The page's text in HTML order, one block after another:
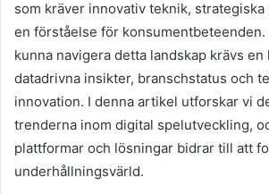
a
i
l
som kräver innovativ teknik,
en förståelse för konsumentbeteenden.
kunna navigera detta landskap krävs
datadrivna insikter, branschstatus och
innovation. I denna artikel utforskar vi
trenderna inom digital spelutveckling,
plattformar och lösningar bidrar till att
underhållningsvärld.